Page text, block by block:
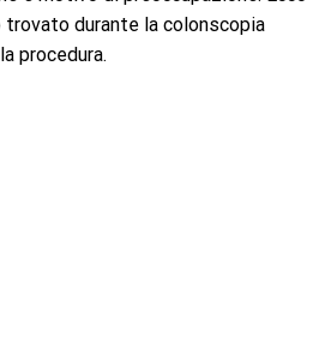
durante la colonscopia
procedura.